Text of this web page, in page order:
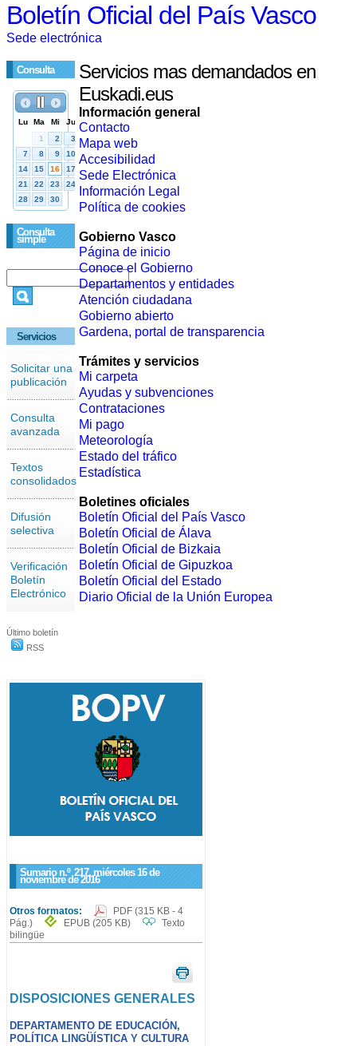
Boletín Oficial del País Vasco
Sede electrónica
Consulta
Consulta
simple
Servicios
Solicitar una
publicación
Consulta
avanzada
Textos
consolidados
Difusión
selectiva
Verificación
Boletín
Electrónico
Último boletín
RSS
Sumario n.º217, miércoles 16 de
noviembre de 2016
Otros formatos: PDF (315 KB - 4
Pág.)
EPUB (205 KB)
Texto
bilingüe
DISPOSICIONES GENERALES
DEPARTAMENTO DE EDUCACIÓN,
POLÍTICA LINGÜÍSTICA Y CULTURA
Servicios mas demandados en
Euskadi.eus
Información general
Contacto
Mapa web
Accesibilidad
Sede Electrónica
Información Legal
Política de cookies
Gobierno Vasco
Página de inicio
Conoce el Gobierno
Departamentos y entidades
Atención ciudadana
Gobierno abierto
Gardena, portal de transparencia
Trámites y servicios
Mi carpeta
Ayudas y subvenciones
Contrataciones
Mi pago
Meteorología
Estado del tráfico
Estadística
Boletines oficiales
Boletín Oficial del País Vasco
Boletín Oficial de Álava
Boletín Oficial de Bizkaia
Boletín Oficial de Gipuzkoa
Boletín Oficial del Estado
Diario Oficial de la Unión Europea